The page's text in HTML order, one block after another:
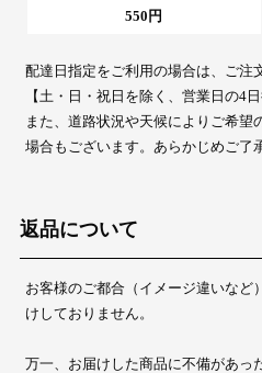
550円
配達日指定をご利用の場合は、ご注
【土・日・祝日を除く、営業日の4
また、道路状況や天候によりご希望
場合もございます。あらかじめご了
返品について
お客様のご都合（イメージ違いなど
けしておりません。
万一、お届けした商品に不備があっ